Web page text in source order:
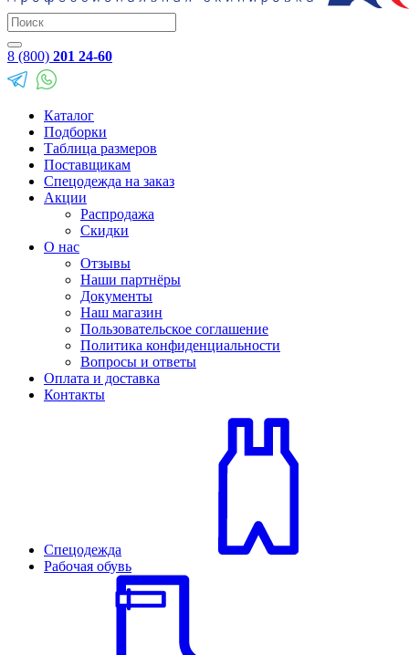
8 (800) 201 24-60
Каталог
Подборки
Таблица размеров
Поставщикам
Спецодежда на заказ
Акции
Распродажа
Скидки
О нас
Отзывы
Наши партнёры
Документы
Наш магазин
Пользовательское соглашение
Политика конфиденциальности
Вопросы и ответы
Оплата и доставка
Контакты
Спецодежда
Рабочая обувь